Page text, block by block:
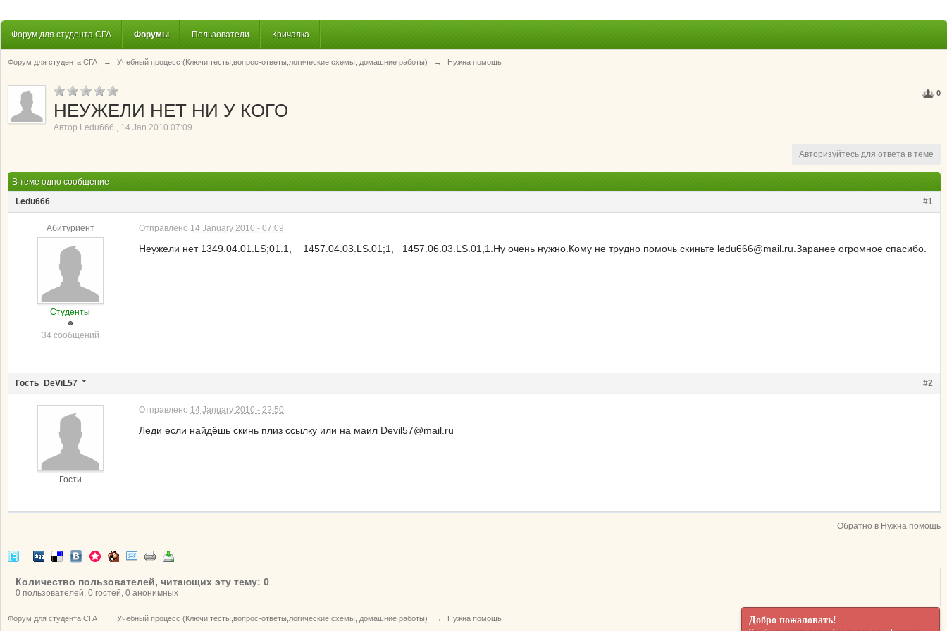
Форум для студента СГА Форумы Пользователи Кричалка
Форум для студента СГА → Учебный процесс (Ключи,тесты,вопрос-ответы,логические схемы, домашние работы) → Нужна помощь
0
НЕУЖЕЛИ НЕТ НИ У КОГО
Автор Ledu666 , 14 Jan 2010 07:09
Авторизуйтесь для ответа в теме
В теме одно сообщение
#1
Ledu666
Абитуриент
Студенты
34 сообщений
Отправлено 14 January 2010 - 07:09
Неужели нет 1349.04.01.LS;01.1, 1457.04.03.LS.01;1, 1457.06.03.LS.01,1.Ну очень нужно.Кому не трудно помочь скиньте ledu666@mail.ru.Заранее огромное спасибо.
#2
Гость_DeViL57_*
Гости
Отправлено 14 January 2010 - 22:50
Леди если найдёшь скинь плиз ссылку или на маил Devil57@mail.ru
Обратно в Нужна помощь
Количество пользователей, читающих эту тему: 0
0 пользователей, 0 гостей, 0 анонимных
Форум для студента СГА → Учебный процесс (Ключи,тесты,вопрос-ответы,логические схемы, домашние работы) → Нужна помощь Добро пожаловать!